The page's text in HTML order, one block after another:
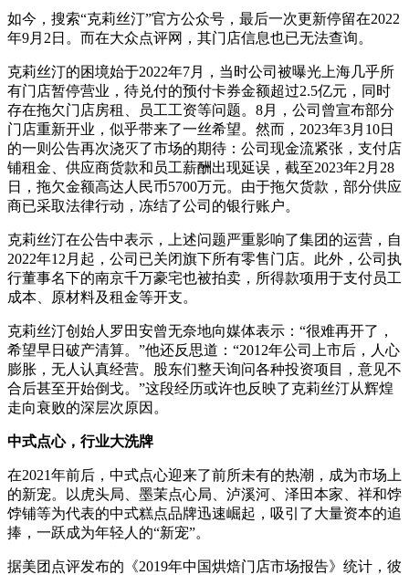
如今，搜索“克莉丝汀”官方公众号，最后一次更新停留在2022
年9月2日。而在大众点评网，其门店信息也已无法查询。
克莉丝汀的困境始于2022年7月，当时公司被曝光上海几乎所
有门店暂停营业，待兑付的预付卡券金额超过2.5亿元，同时
存在拖欠门店房租、员工工资等问题。8月，公司曾宣布部分
门店重新开业，似乎带来了一丝希望。然而，2023年3月10日
的一则公告再次浇灭了市场的期待：公司现金流紧张，支付店
铺租金、供应商货款和员工薪酬出现延误，截至2023年2月28
日，拖欠金额高达人民币5700万元。由于拖欠货款，部分供应
商已采取法律行动，冻结了公司的银行账户。
克莉丝汀在公告中表示，上述问题严重影响了集团的运营，自
2022年12月起，公司已关闭旗下所有零售门店。此外，公司执
行董事名下的南京千万豪宅也被拍卖，所得款项用于支付员工
成本、原材料及租金等开支。
克莉丝汀创始人罗田安曾无奈地向媒体表示：“很难再开了，
希望早日破产清算。”他还反思道：“2012年公司上市后，人心
膨胀，无人认真经营。股东们整天询问各种投资项目，意见不
合后甚至开始倒戈。”这段经历或许也反映了克莉丝汀从辉煌
走向衰败的深层次原因。
中式点心，行业大洗牌
在2021年前后，中式点心迎来了前所未有的热潮，成为市场上
的新宠。以虎头局、墨茉点心局、泸溪河、泽田本家、祥和饽
饽铺等为代表的中式糕点品牌迅速崛起，吸引了大量资本的追
捧，一跃成为年轻人的“新宠”。
据美团点评发布的《2019年中国烘焙门店市场报告》统计，彼